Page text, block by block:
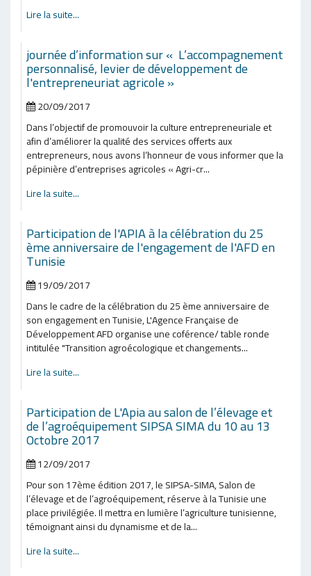
Lire la suite...
journée d’information sur « L’accompagnement
personnalisé, levier de développement de
l'entrepreneuriat agricole »
20/09/2017
Dans l’objectif de promouvoir la culture entrepreneuriale et
afin d’améliorer la qualité des services offerts aux
entrepreneurs, nous avons l’honneur de vous informer que la
pépinière d’entreprises agricoles « Agri-cr...
Lire la suite...
Participation de l'APIA à la célébration du 25
ème anniversaire de l'engagement de l'AFD en
Tunisie
19/09/2017
Dans le cadre de la célébration du 25 ème anniversaire de
son engagement en Tunisie, L'Agence Française de
Développement AFD organise une coférence/ table ronde
intitulée "Transition agroécologique et changements...
Lire la suite...
Participation de L'Apia au salon de l’élevage et
de l’agroéquipement SIPSA SIMA du 10 au 13
Octobre 2017
12/09/2017
Pour son 17ème édition 2017, le SIPSA-SIMA, Salon de
l’élevage et de l’agroéquipement, réserve à la Tunisie une
place privilégiée. Il mettra en lumière l’agriculture tunisienne,
témoignant ainsi du dynamisme et de la...
Lire la suite...